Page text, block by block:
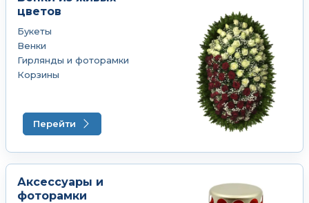
цветов
Букеты
Венки
Гирлянды и фоторамки
Корзины
Перейти
Аксессуары и
фоторамки